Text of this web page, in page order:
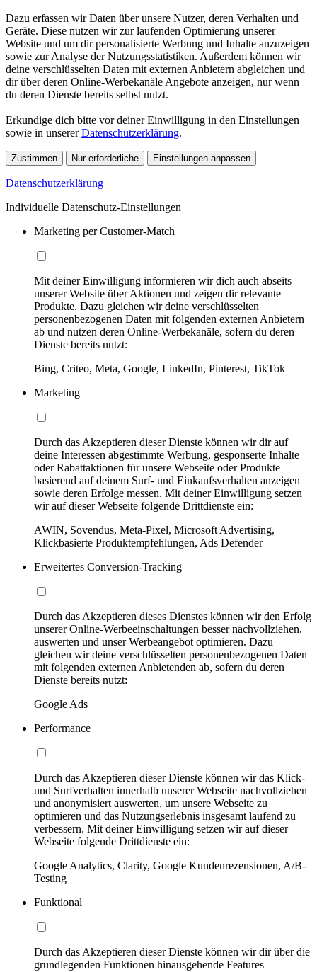
Dazu erfassen wir Daten über unsere Nutzer, deren Verhalten und
Geräte. Diese nutzen wir zur laufenden Optimierung unserer
Website und um dir personalisierte Werbung und Inhalte anzuzeigen
sowie zur Analyse der Nutzungsstatistiken. Außerdem können wir
deine verschlüsselten Daten mit externen Anbietern abgleichen und
dir über deren Online-Werbekanäle Angebote anzeigen, nur wenn
du deren Dienste bereits selbst nutzt.
Erkundige dich bitte vor deiner Einwilligung in den Einstellungen
sowie in unsererDatenschutzerklärung.
Zustimmen Nur erforderliche Einstellungen anpassen
Datenschutzerklärung
Individuelle Datenschutz-Einstellungen
Marketing per Customer-Match
Mit deiner Einwilligung informieren wir dich auch abseits
unserer Website über Aktionen und zeigen dir relevante
Produkte. Dazu gleichen wir deine verschlüsselten
personenbezogenen Daten mit folgenden externen Anbietern
ab und nutzen deren Online-Werbekanäle, sofern du deren
Dienste bereits nutzt:
Bing, Criteo, Meta, Google, LinkedIn, Pinterest, TikTok
Marketing
Durch das Akzeptieren dieser Dienste können wir dir auf
deine Interessen abgestimmte Werbung, gesponserte Inhalte
oder Rabattaktionen für unsere Webseite oder Produkte
basierend auf deinem Surf- und Einkaufsverhalten anzeigen
sowie deren Erfolge messen. Mit deiner Einwilligung setzen
wir auf dieser Webseite folgende Drittdienste ein:
AWIN, Sovendus, Meta-Pixel, Microsoft Advertising,
Klickbasierte Produktempfehlungen, Ads Defender
Erweitertes Conversion-Tracking
Durch das Akzeptieren dieses Dienstes können wir den Erfolg
unserer Online-Werbeeinschaltungen besser nachvollziehen,
auswerten und unser Werbeangebot optimieren. Dazu
gleichen wir deine verschlüsselten personenbezogenen Daten
mit folgenden externen Anbietenden ab, sofern du deren
Dienste bereits nutzt:
Google Ads
Performance
Durch das Akzeptieren dieser Dienste können wir das Klick-
und Surfverhalten innerhalb unserer Webseite nachvollziehen
und anonymisiert auswerten, um unsere Webseite zu
optimieren und das Nutzungserlebnis insgesamt laufend zu
verbessern. Mit deiner Einwilligung setzen wir auf dieser
Webseite folgende Drittdienste ein:
Google Analytics, Clarity, Google Kundenrezensionen, A/B-
Testing
Funktional
Durch das Akzeptieren dieser Dienste können wir dir über die
grundlegenden Funktionen hinausgehende Features